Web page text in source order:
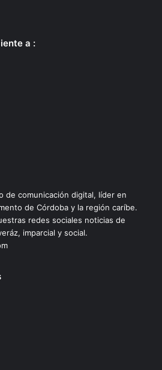
a :
de comunicación digital, líder en
de Córdoba y la región caríbe.
redes sociales noticias de
imparcial y social.